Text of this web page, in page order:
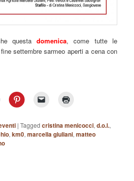
questadomenica, come tutte le
settembre sarmeo aperti a cena con
|Tagged cristina menicocci,d.o.l.,
,km0,marcella giuliani,matteo